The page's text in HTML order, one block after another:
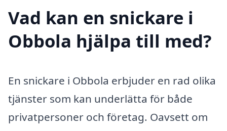
Vad kan en snickare i
Obbola hjälpa till med?
En snickare i Obbola erbjuder en rad olika
tjänster som kan underlätta för både
privatpersoner och företag. Oavsett om